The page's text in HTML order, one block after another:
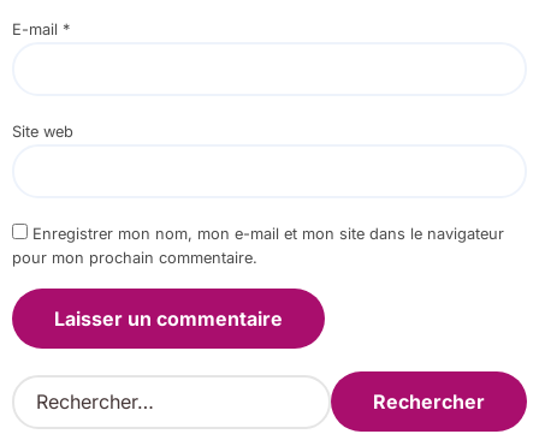
E-mail *
Site web
Enregistrer mon nom, mon e-mail et mon site dans le navigateur
pour mon prochain commentaire.
R
e